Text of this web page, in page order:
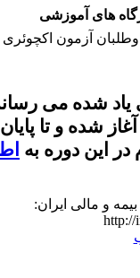
های آموزشی
آزمون اکچوئری
شده می
و مالی ایران:
http://